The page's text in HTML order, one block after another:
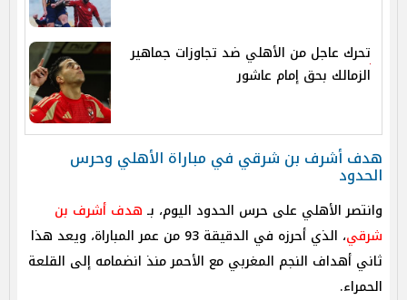
تحرك عاجل من الأهلي ضد تجاوزات جماهير
الزمالك بحق إمام عاشور
هدف أشرف بن شرقي في مباراة الأهلي وحرس
الحدود
وانتصر الأهلي على حرس الحدود اليوم، بـ هدف أشرف بن
شرقي
، الذي أحرزه في الدقيقة 93 من عمر المباراة، ويعد هذا
ثاني أهداف النجم المغربي مع الأحمر منذ انضمامه إلى القلعة
الحمراء.